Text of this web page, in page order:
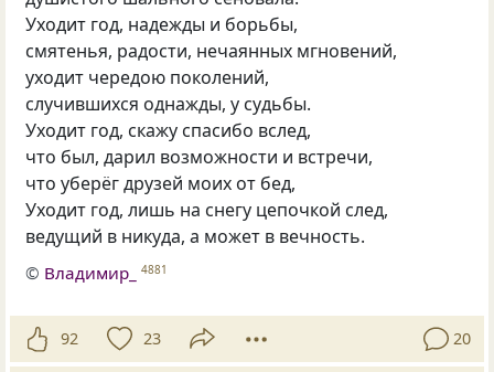
Уходит год, надежды и борьбы,
смятенья, радости, нечаянных мгновений,
уходит чередою поколений,
случившихся однажды, у судьбы.
Уходит год, скажу спасибо вслед,
что был, дарил возможности и встречи,
что уберёг друзей моих от бед,
Уходит год, лишь на снегу цепочкой след,
ведущий в никуда, а может в вечность.
© Владимир_ 4881
92 23 20